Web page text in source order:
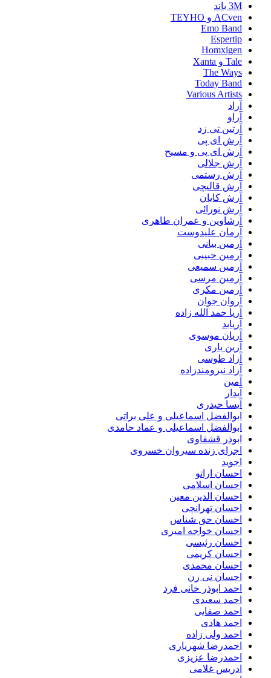
3M باند
ACven و TEYHO
Emo Band
Espertip
Homxigen
Tale و Xanta
The Ways
Today Band
Various Artists
آراد
آراو
آرتین تی زد
آرش ای پی
آرش ای پی و مسیح
آرش جلالی
آرش رستمی
آرش قالیچی
آرش کایان
آرش نورائی
آرشاوین و عمران طاهری
آرمان علیدوست
آرمین بیانی
آرمین حبیبی
آرمین سمیعی
آرمین مرسی
آرمین مکری
آروان جوان
آریا حمد الله زاده
آریابد
آریان موسوی
آرین یاری
آزاد طوسی
آزاد نیرومندزاده
آمین
آیدار
آیسا حیدری
ابوالفضل اسماعیلی و علی براتی
ابوالفضل اسماعیلی و عماد حامدی
ابوذر قشقاوی
اجرای زنده سیروان خسروی
اجوید
احسان اراتو
احسان اسلامی
احسان الدین معین
احسان تهرانچی
احسان حق شناس
احسان خواجه امیری
احسان رئیسی
احسان کریمی
احسان محمدی
احسان نی زن
احمد ابوذر خانی فرد
احمد سعیدی
احمد صفایی
احمد هادی
احمد ولی زاده
احمدرضا شهریاری
احمدرضا عزیزی
ادریس غلامی